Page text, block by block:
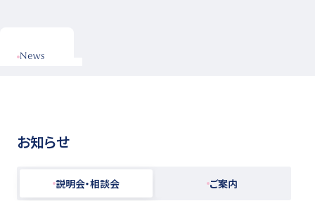
News
お知らせ
説明会・相談会 ご案内